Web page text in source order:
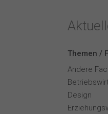
Themen /
Andere
Design